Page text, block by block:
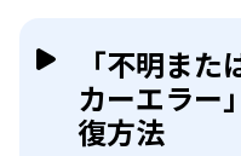
「不明ま
カーエラー
復方法